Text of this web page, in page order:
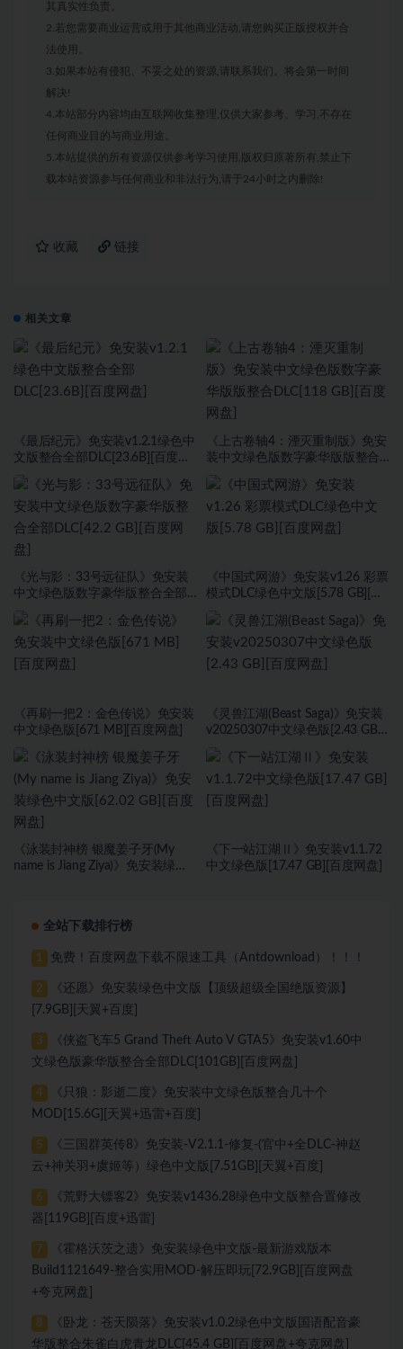
其真实性负责。
2.若您需要商业运营或用于其他商业活动,请您购买正版授权并合
法使用。
3.如果本站有侵犯、不妥之处的资源,请联系我们。将会第一时间
解决!
4.本站部分内容均由互联网收集整理,仅供大家参考、学习,不存在
任何商业目的与商业用途。
5.本站提供的所有资源仅供参考学习使用,版权归原著所有,禁止下
载本站资源参与任何商业和非法行为,请于24小时之内删除!
收藏 链接
相关文章
《最后纪元》免安装v1.2.1绿色中
文版整合全部DLC[23.6B][百度网
《上古卷轴4：湮灭重制版》免安
装中文绿色版数字豪华版版整合
《光与影：33号远征队》免安装
中文绿色版数字豪华版整合全部
《中国式网游》免安装v1.26 彩票
模式DLC绿色中文版[5.78 GB][百
《再刷一把2：金色传说》免安装
中文绿色版[671 MB][百度网盘]
《灵兽江湖(Beast Saga)》免安装
v20250307中文绿色版[2.43 GB]
《泳装封神榜 银魔姜子牙(My
name is Jiang Ziya)》免安装绿色
《下一站江湖Ⅱ》免安装v1.1.72
中文绿色版[17.47 GB][百度网盘]
全站下载排行榜
1 免费！百度网盘下载不限速工具（Antdownload）！！！
2
《还愿》免安装绿色中文版【顶级超级全国绝版资源】
[7.9GB][天翼+百度]
3
《侠盗飞车5 Grand Theft Auto V GTA5》免安装v1.60中
文绿色版豪华版整合全部DLC[101GB][百度网盘]
4
《只狼：影逝二度》免安装中文绿色版整合几十个
MOD[15.6G][天翼+迅雷+百度]
5
《三国群英传8》免安装-V2.1.1-修复-(官中+全DLC-神赵
云+神关羽+虞姬等）绿色中文版[7.51GB][天翼+百度]
6
《荒野大镖客2》免安装v1436.28绿色中文版整合置修改
器[119GB][百度+迅雷]
7
《霍格沃茨之遗》免安装绿色中文版-最新游戏版本
Build1121649-整合实用MOD-解压即玩[72.9GB][百度网盘
+夸克网盘]
8
《卧龙：苍天陨落》免安装v1.0.2绿色中文版国语配音豪
华版整合朱雀白虎青龙DLC[45.4 GB][百度网盘+夸克网盘]